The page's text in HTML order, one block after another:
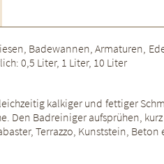
Badewannen, Armaturen,
0,5 Liter, 1 Liter, 10 Liter
kalkiger und fettiger
Den Badreiniger aufsprühen,
Terrazzo, Kunststein, Beton